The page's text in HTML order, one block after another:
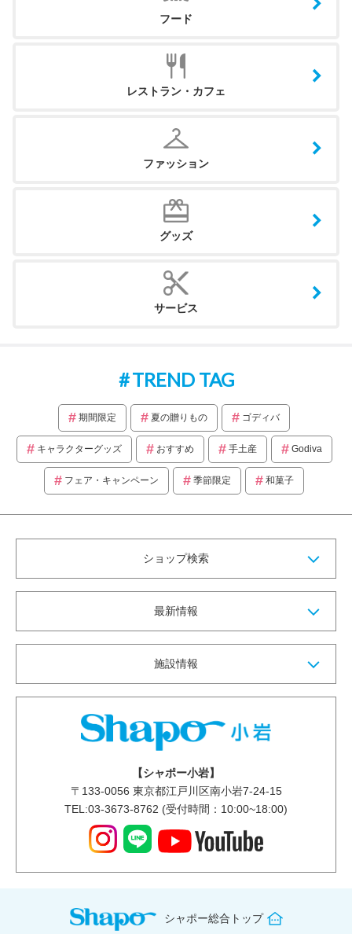
フード
レストラン・カフェ
ファッション
グッズ
サービス
TREND TAG
期間限定 夏の贈りもの ゴディバ
キャラクターグッズ おすすめ 手土産 Godiva
フェア・キャンペーン 季節限定 和菓子
ショップ検索
最新情報
施設情報
【シャポー小岩】
〒 133-0056 東京都江戸川区南小岩7-24-15
TEL:03-3673-8762 (受付時間：10:00~18:00)
シャポー総合トップ